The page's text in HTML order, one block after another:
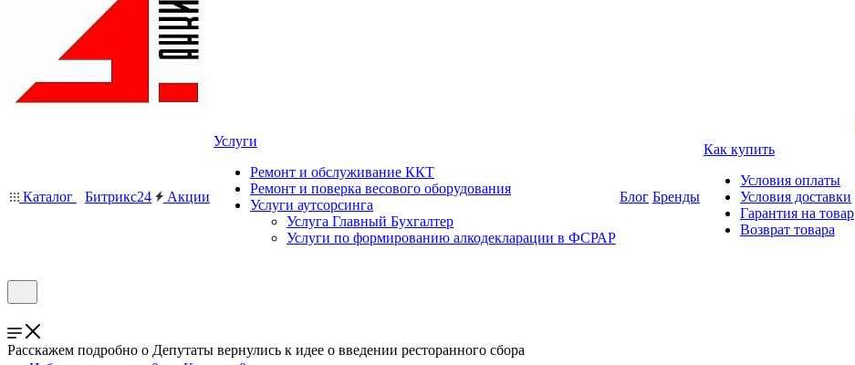
Каталог Битрикс24 Акции
Услуги
Ремонт и обслуживание ККТ
Ремонт и поверка весового оборудования
Услуги аутсорсинга
Услуга Главный Бухгалтер
Услуги по формированию алкодекларации в ФСРАР
Блог Бренды
Как купить
Условия оплаты
Условия доставки
Гарантия на товар
Возврат товара
Расскажем подробно о Депутаты вернулись к идее о введении ресторанного сбора